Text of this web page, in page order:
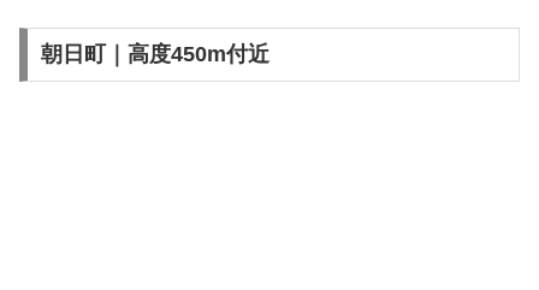
朝日町｜高度450m付近